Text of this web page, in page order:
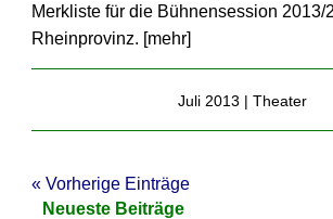
Merkliste für die Bühnensession 2013/
Rheinprovinz. [mehr]
Juli 2013 |Theater
« Vorherige Einträge
Neueste Beiträge